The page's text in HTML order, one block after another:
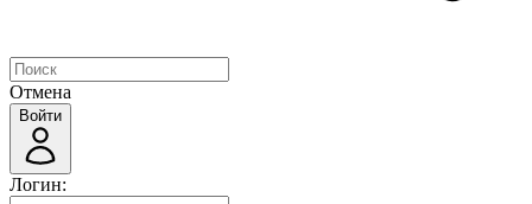
Отмена
Войти
Логин: